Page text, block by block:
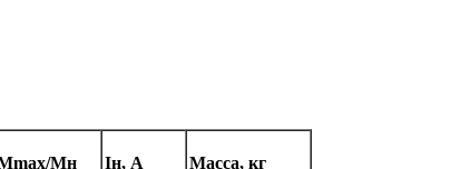
Mн Iн, А Масса, кг